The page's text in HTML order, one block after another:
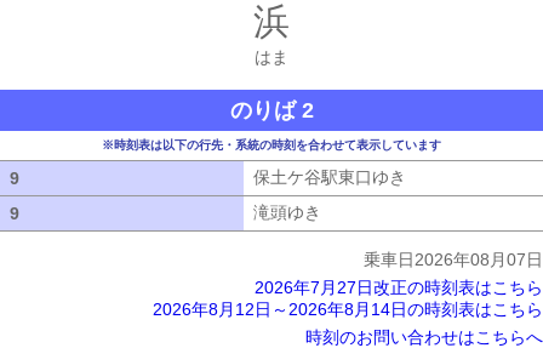
浜
はま
のりば 2
※時刻表は以下の行先・系統の時刻を合わせて表示しています
9 保土ケ谷駅東口ゆき
9
滝頭ゆき
乗車日2026年08月07日
2026年7月27日改正の時刻表はこちら
2026年8月12日～2026年8月14日の時刻表はこちら
時刻のお問い合わせはこちらへ